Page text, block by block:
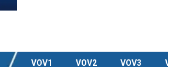
VOV1 VOV2 VOV3